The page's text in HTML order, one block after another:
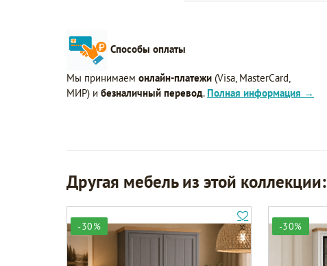
Способы оплаты
Мы принимаем онлайн-платежи (Visa, MasterCard,
МИР) и безналичный перевод. Полная информация →
Другая мебель из этой коллекции:
-30% -30%